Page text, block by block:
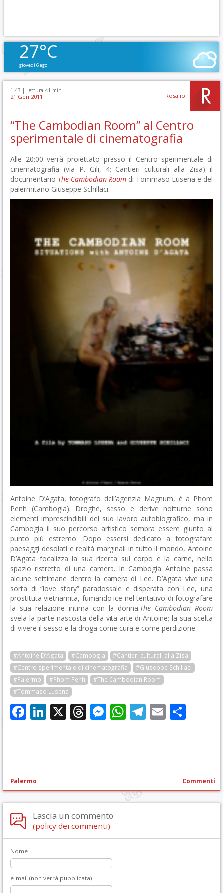
27°C
giovedì 6 ago
1:43 | lettura <1 min.
21 Gen 2011 Rosalio
“The Cambodian Room” al Centro
sperimentale di cinematografia
Alle 20:00 verrà proiettato presso il Centro sperimentale di
cinematografia (via P. Gili, 4; Cantieri culturali alla Zisa) il
documentario The Cambodian Room di Tommaso Lusena e del
palermitano Giuseppe Schillaci.
Antoine D’Agata, fotografo dell’agenzia Magnum, è a Phom
Penh (Cambogia). Droghe, sesso e derive notturne sono
elementi imprescindibili del suo lavoro autobiografico, ma in
Cambogia il suo percorso artistico sembra essere giunto al
punto più estremo. Dopo essersi dedicato a fotografare
paesaggi desolati e realtà marginali in tutto il mondo, Antoine
D’Agata focalizza la sua ricerca sul corpo e la carne, nello
spazio ristretto di una camera. In Cambogia Antoine passa
alcune settimane dentro la camera di Lee. D’Agata vive una
sorta di “love story” paradossale e disperata con Lee, una
prostituta vietnamita, fumando ice nel tentativo di fotografare
la sua relazione intima con la donna.The Cambodian Room
svela la parte nascosta della vita-arte di Antoine; la sua scelta
di vivere il sesso e la droga come cura e come perdizione.
#Antoine D’Agata #Cambogia
#Cantieri culturali alla Zisa
#Centro sperimentale di cinematografia
#Giuseppe Schillaci
#Palermo
#Phom Penh
#The Cambodian Room
#Tommaso Lusena
Facebook
LinkedIn
X Threads
Messenger
WhatsApp
Telegram
Email
Palermo Commenti
Lascia un commento
(policy dei commenti)
Nome
e-mail (non verrà pubblicata)